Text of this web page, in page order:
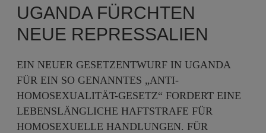
UGANDA FÜRCHTEN
NEUE REPRESSALIEN
EIN NEUER GESETZENTWURF IN UGANDA
FÜR EIN SO GENANNTES „ANTI-
HOMOSEXUALITÄT-GESETZ“ FORDERT EINE
LEBENSLÄNGLICHE HAFTSTRAFE FÜR
HOMOSEXUELLE HANDLUNGEN. FÜR